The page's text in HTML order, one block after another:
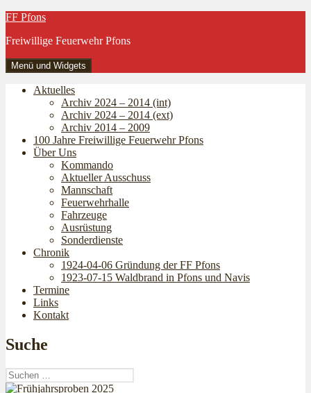
Zum
springen
FF Pfons
Freiwillige Feuerwehr Pfons
Menü und Widgets
Aktuelles
Archiv 2024 – 2014 (int)
Archiv 2024 – 2014 (ext)
Archiv 2014 – 2009
100 Jahre Freiwillige Feuerwehr Pfons
Über Uns
Kommando
Aktueller Ausschuss
Mannschaft
Feuerwehrhalle
Fahrzeuge
Ausrüstung
Sonderdienste
Chronik
1924-04-06 Gründung der FF Pfons
1923-07-15 Waldbrand in Pfons und Navis
Termine
Links
Kontakt
Suche
Suchen
nach: